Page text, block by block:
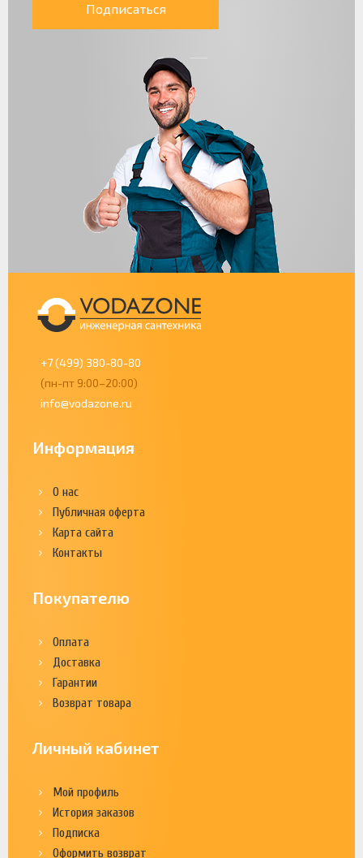
Подписаться
+7 (499) 380-80-80
(пн-пт 9:00–20:00)
info@vodazone.ru
Информация
О нас
Публичная оферта
Карта сайта
Контакты
Покупателю
Оплата
Доставка
Гарантии
Возврат товара
Личный кабинет
Мой профиль
История заказов
Подписка
Оформить возврат